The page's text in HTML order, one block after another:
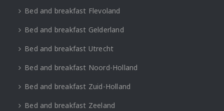
Bed and breakfast Flevoland
Bed and breakfast Gelderland
Bed and breakfast Utrecht
Bed and breakfast Noord-Holland
Bed and breakfast Zuid-Holland
Bed and breakfast Zeeland